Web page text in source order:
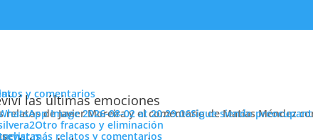
y comentarios
las últimas emociones
relatos de Javier Moreira y el comentario de Matías Méndez
Sigue siendo
Otro fracaso y eliminación
más relatos y comentarios